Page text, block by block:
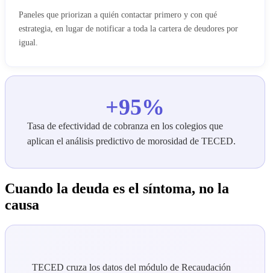
Paneles que priorizan a quién contactar primero y con qué
estrategia, en lugar de notificar a toda la cartera de deudores por
igual.
+95%
Tasa de efectividad de cobranza en los colegios que
aplican el análisis predictivo de morosidad de TECED.
Cuando la deuda es el síntoma, no la
causa
TECED cruza los datos del módulo de Recaudación